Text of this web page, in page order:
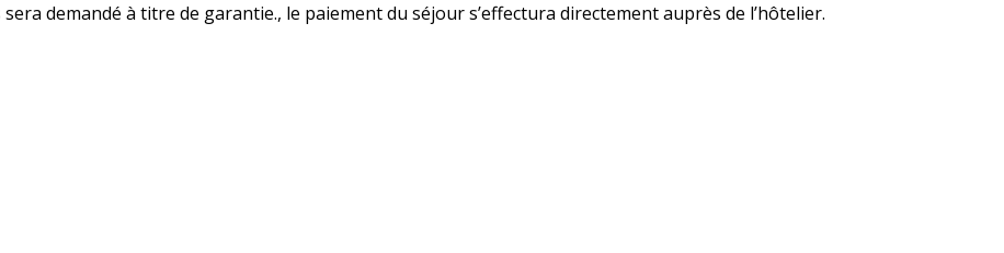
demandé à titre de garantie., le paiement du séjour s’effectura directement auprès de l’hôtelier.